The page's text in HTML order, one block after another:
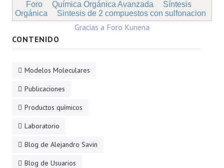
Foro Química Orgánica Avanzada
Síntesis
Orgánica
Sintesis de 2 compuestos con sulfonacion
Gracias a Foro Kunena
CONTENIDO
Modelos Moleculares
Publicaciones
Productos químicos
Laboratorio
Blog de Alejandro Savin
Blog de Usuarios